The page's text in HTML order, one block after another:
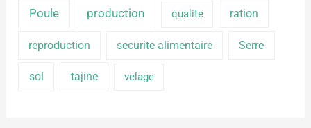
Poule production qualite ration
reproduction securite alimentaire Serre
sol tajine velage